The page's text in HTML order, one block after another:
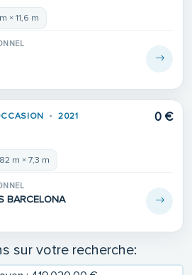
sur votre recherche:
× 11,6 m
2021 0 €
m × 7,3 m
BARCELONA